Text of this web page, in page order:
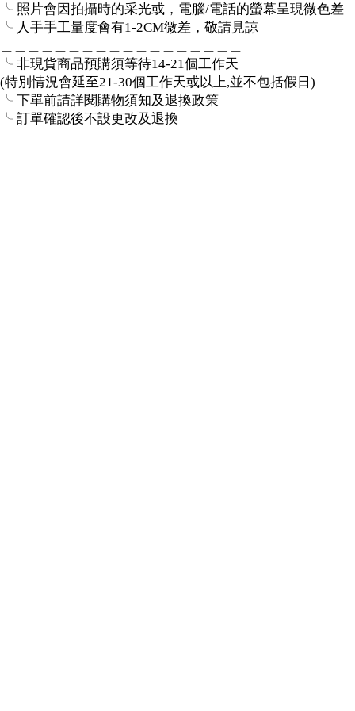
╰ 照片會因拍攝時的采光或，電腦/電話的螢幕呈現微色差
╰ 人手手工量度會有1-2CM微差，敬請見諒
╰ 非現貨商品預購須等待14-21個工作天
(特別情況會延至21-30個工作天或以上,並不包括假日)
╰ 下單前請詳閱購物須知及退換政策
╰ 訂單確認後不設更改及退換